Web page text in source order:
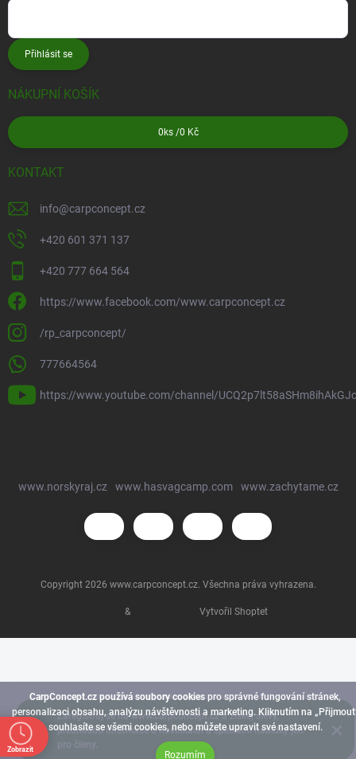
CarpConcept.cz používá soubory cookies pro správné fungování stránek,
personalizaci obsahu, analýzu návštěvnosti a marketing. Kliknutím na
souhlasíte se všemi cookies, nebo můžete upravit své nastavení.
Rozumím
Zaregistruj se na www.carpconcept.cz a získej slevy,
přednostní informace o novinkách a speciální nabídky jen
pro členy.
Přihlásit se
NÁKUPNÍ KOŠÍK
0ks /0 Kč
KONTAKT
info@carpconcept.cz
+420 601 371 137
+420 777 664 564
https://www.facebook.com/www.carpconcept.cz
/rp_carpconcept/
777664564
https://www.youtube.com/channel/
www.norskyraj.cz www.hasvagcamp.com www.zachytame.cz
& Vytvořil Shoptet
Copyright 2026 www.carpconcept.cz. Všechna práva vyhrazena.
Zobrazit